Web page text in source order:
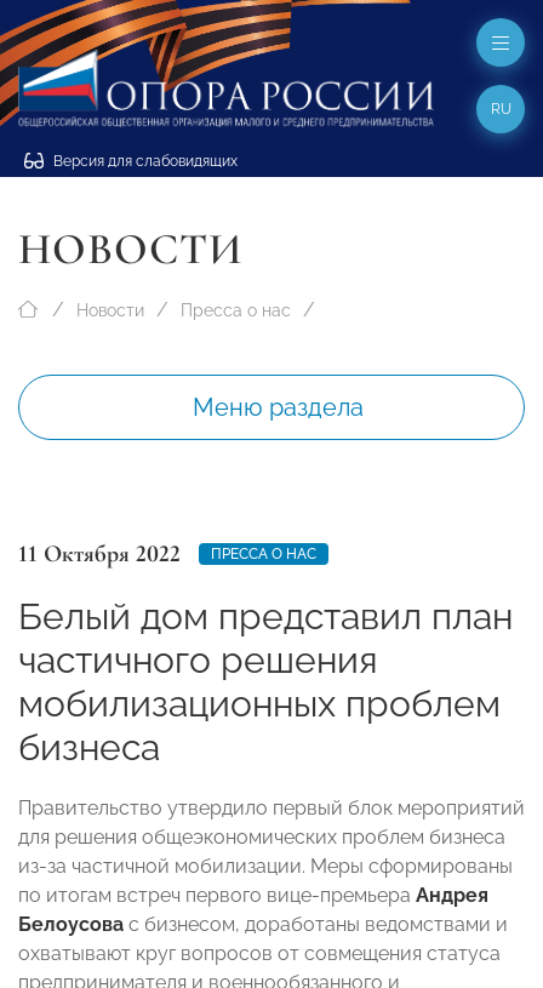
Версия для слабовидящих
RU
НОВОСТИ
Новости Пресса о нас
Меню раздела
11 Октября 2022 ПРЕССА О НАС
Белый дом представил план
частичного решения
мобилизационных проблем
бизнеса
Правительство утвердило первый блок мероприятий
для решения общеэкономических проблем бизнеса
из-за частичной мобилизации. Меры сформированы
по итогам встреч первого вице-премьера Андрея
Белоусова с бизнесом, доработаны ведомствами и
охватывают круг вопросов от совмещения статуса
предпринимателя и военнообязанного и